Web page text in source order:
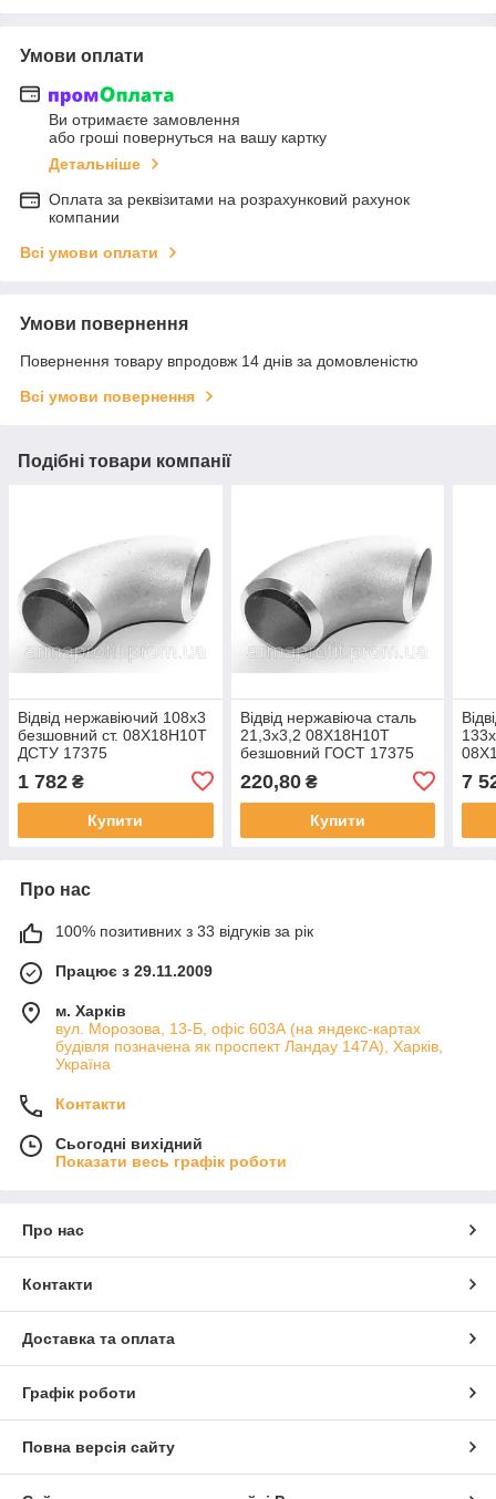
Умови оплати
Ви отримаєте замовлення
або гроші повернуться на вашу картку
Детальніше
Оплата за реквізитами на розрахунковий рахунок
компании
Всі умови оплати
Умови повернення
Повернення товару впродовж 14 днів за домовленістю
Всі умови повернення
Подібні товари компанії
Відвід нержавіючий 108х3
безшовний ст. 08Х18Н10Т
ДСТУ 17375
1 782 ₴
Купити
Відвід нержавіюча сталь
21,3x3,2 08Х18Н10Т
безшовний ГОСТ 17375
220,80₴
Купити
7
Про нас
100% позитивних з 33 відгуків за рік
Працює з 29.11.2009
м. Харків
вул. Морозова, 13-Б, офіс 603А (на яндекс-картах
будівля позначена як проспект Ландау 147А), Харків,
Україна
Контакти
Сьогодні вихідний
Показати весь графік роботи
Про нас
Контакти
Доставка та оплата
Графік роботи
Повна версія сайту